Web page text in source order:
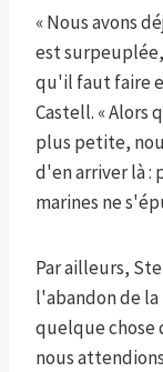
« Nous avons
est
qu'il faut faire
Castell. « Alors
plus petite,
d'en arriver là :
marines ne
Par ailleurs,
l'abandon de
quelque chose
nous